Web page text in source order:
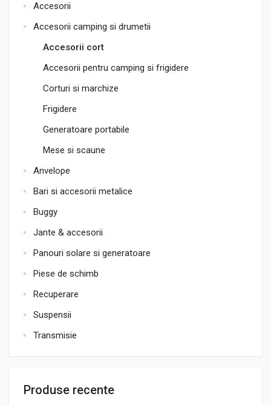
Accesorii
Accesorii camping si drumetii
Accesorii cort
Accesorii pentru camping si frigidere
Corturi si marchize
Frigidere
Generatoare portabile
Mese si scaune
Anvelope
Bari si accesorii metalice
Buggy
Jante & accesorii
Panouri solare si generatoare
Piese de schimb
Recuperare
Suspensii
Transmisie
Produse recente